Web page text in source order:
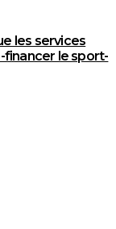
les services
financer le sport-